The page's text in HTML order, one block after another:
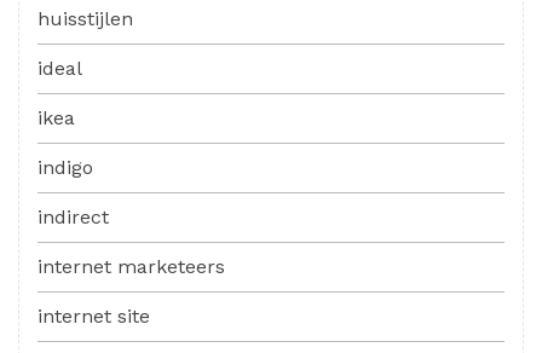
huisstijlen
ideal
ikea
indigo
indirect
internet marketeers
internet site